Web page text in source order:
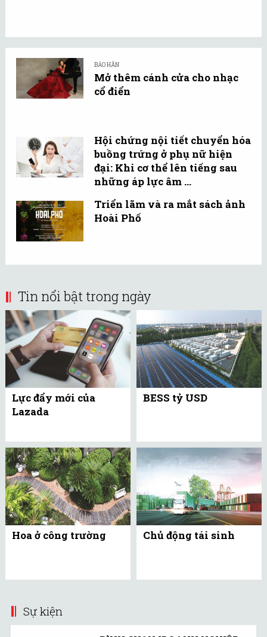
BẢO HÂN
Mở thêm cánh cửa cho nhạc
cổ điển
Hội chứng nội tiết chuyển hóa
buồng trứng ở phụ nữ hiện
đại: Khi cơ thể lên tiếng sau
những áp lực âm ...
Triển lãm và ra mắt sách ảnh
Hoài Phố
Tin nổi bật trong ngày
Lực đẩy mới của
Lazada
BESS tỷ USD
Hoa ở công trường Chủ động tái sinh
Sự kiện